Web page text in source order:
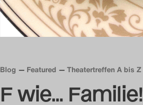
Blog Featured Theatertreffen A bis Z
F wie… Familie!